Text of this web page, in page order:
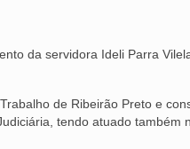
da servidora Ideli Parra
de Ribeirão Preto e
tendo atuado também